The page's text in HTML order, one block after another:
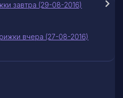
завтра (29-08-2016)
вчера (27-08-2016)